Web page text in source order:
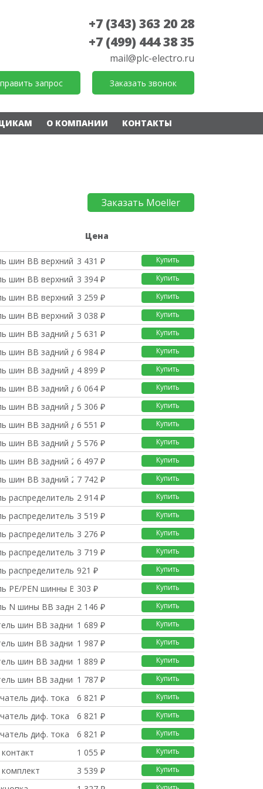
+7 (343) 363 20 28
+7 (499) 444 38 35
mail@plc-electro.ru
запрос Заказать звонок
О КОМПАНИИ КОНТАКТЫ
Заказать Moeller
Цена
шин BB верхний 253 431 ₽ Купить
шин BB верхний 203 394 ₽ Купить
шин BB верхний 163 259 ₽ Купить
шин BB верхний 163 038 ₽ Купить
шин BB задний до 35 631 ₽ Купить
шин BB задний до 36 984 ₽ Купить
шин BB задний до 24 899 ₽ Купить
шин BB задний до 26 064 ₽ Купить
шин BB задний до 25 306 ₽ Купить
шин BB задний до 26 551 ₽ Купить
шин BB задний до 15 576 ₽ Купить
шин BB задний 25006 497 ₽ Купить
шин BB задний 25007 742 ₽ Купить
распределительных2 914 ₽ Купить
распределительных3 519 ₽ Купить
распределительных3 276 ₽ Купить
распределительных3 719 ₽ Купить
распределительных
921 ₽ Купить
PE/PEN шинны ВВ за
303 ₽ Купить
N шины ВВ задний д2 146 ₽ Купить
шин ВВ задний до1 689 ₽ Купить
шин ВВ задний 321 987 ₽ Купить
шин ВВ задний 251 889 ₽ Купить
шин ВВ задний 201 787 ₽ Купить
диф. тока 6 821 ₽ Купить
диф. тока 6 821 ₽ Купить
диф. тока 6 821 ₽ Купить
1 055 ₽ Купить
3 539 ₽ Купить